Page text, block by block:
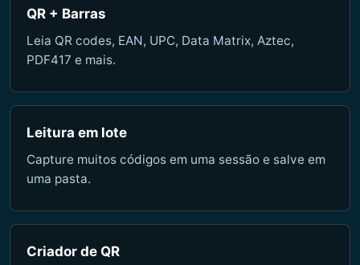
QR + Barras
Leia QR codes, EAN, UPC, Data Matrix, Aztec,
PDF417 e mais.
Leitura em lote
Capture muitos códigos em uma sessão e salve em
uma pasta.
Criador de QR